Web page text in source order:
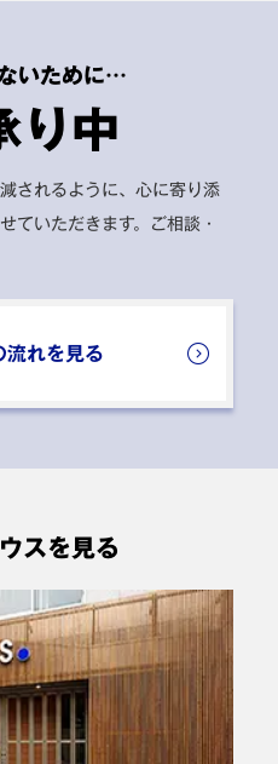
族葬
ださった方も大変親身に対
も分かりやすく安心して過
がとうございました。
ご利用時期：2024年9月
日葬
ださったスタッフの皆様に
とても親切に対応下さりと
。
ご利用時期：2024年7月
日葬
いために…
り中
されるように、心に寄り添
ていただきます。
ご相談・
流れを見る
スを見る